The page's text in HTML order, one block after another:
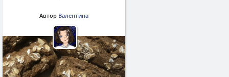
Автор Валентина